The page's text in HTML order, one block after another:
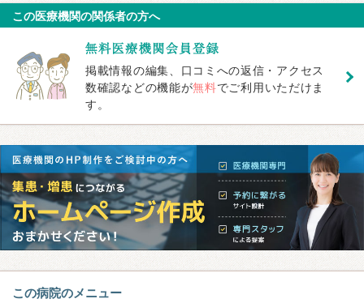
この医療機関の関係者の方へ
掲載情報の編集、口コミへの返信・アクセス
数確認などの機能が無料でご利用いただけま
す。
この病院のメニュー